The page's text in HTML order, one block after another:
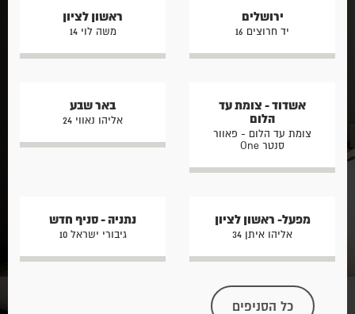
ירושלים
יד חרוצים 16
ראשון לציון
משה לוי 14
אשדוד - צומת עד
הלום
צומת עד הלום - פאוור
סנטר One
באר שבע
אליהו נאווי 24
מפעל- ראשון לציון
אליהו איתן 34
נתניה - סניף חדש
גיבורי ישראל 10
כל הסניפים